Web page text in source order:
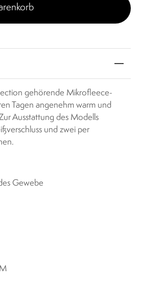
gehörende Mikrofleece-
Tagen angenehm warm und
Ausstattung des Modells
und zwei per
Gewebe